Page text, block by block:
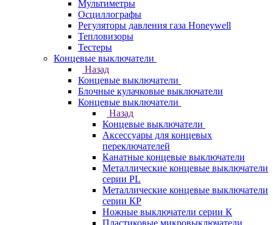
Мультиметры
Осциллографы
Регуляторы давления газа Honeywell
Тепловизоры
Тестеры
Концевые выключатели
Назад
Концевые выключатели
Блочные кулачковые выключатели
Концевые выключатели
Назад
Концевые выключатели
Аксессуары для концевых
переключателей
Канатные концевые выключатели
Металлические концевые выключатели
серии PL
Металлические концевые выключатели
серии КP
Ножные выключатели серии К
Пластиковые микровыключатели